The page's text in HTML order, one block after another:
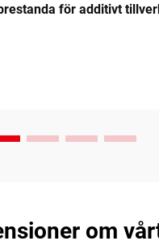
för additivt
om